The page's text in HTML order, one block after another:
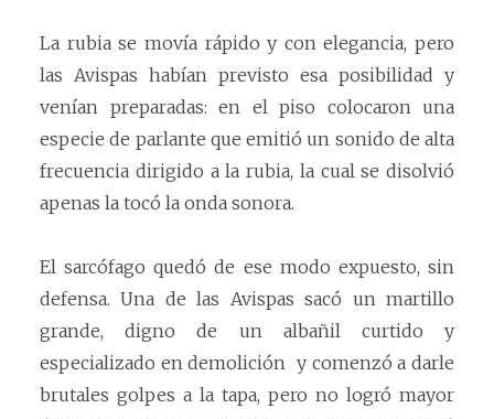
La rubia se movía rápido y con elegancia, pero
las Avispas habían previsto esa posibilidad y
venían preparadas: en el piso colocaron una
especie de parlante que emitió un sonido de alta
frecuencia dirigido a la rubia, la cual se disolvió
apenas la tocó la onda sonora.
El sarcófago quedó de ese modo expuesto, sin
defensa. Una de las Avispas sacó un martillo
grande, digno de un albañil curtido y
especializado en demolición y comenzó a darle
brutales golpes a la tapa, pero no logró mayor